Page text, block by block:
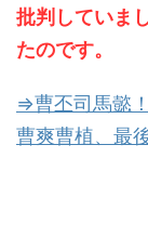
批判していま
たのです。
⇒曹丕司馬懿
曹爽曹植、最